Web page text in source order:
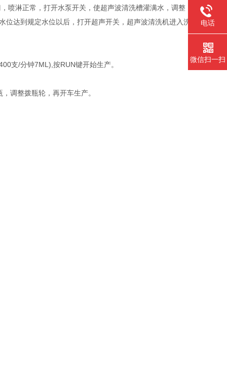
淋正常，打开水泵开关，使超声波清洗槽灌满水，调整
达到规定水位以后，打开超声开关，超声波清洗机进入洗
/分钟7ML),按RUN键开始生产。
调整拨瓶轮，再开车生产。
电话
微信扫一扫